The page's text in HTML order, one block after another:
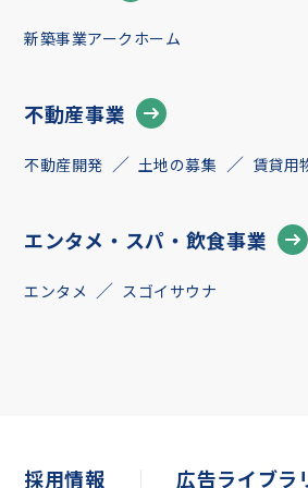
新築事業アークホーム
不動産事業
不動産開発 土地の募集 賃貸用
エンタメ・スパ・飲食事業
エンタメ スゴイサウナ
採用情報 広告ライブラ